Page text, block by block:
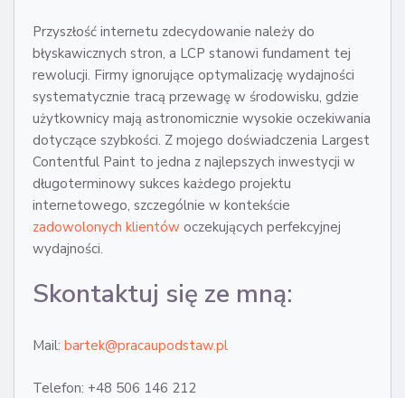
Przyszłość internetu zdecydowanie należy do
błyskawicznych stron, a LCP stanowi fundament tej
rewolucji. Firmy ignorujące optymalizację wydajności
systematycznie tracą przewagę w środowisku, gdzie
użytkownicy mają astronomicznie wysokie oczekiwania
dotyczące szybkości. Z mojego doświadczenia Largest
Contentful Paint to jedna z najlepszych inwestycji w
długoterminowy sukces każdego projektu
internetowego, szczególnie w kontekście
zadowolonych klientów oczekujących perfekcyjnej
wydajności.
Skontaktuj się ze mną:
Mail: bartek@pracaupodstaw.pl
Telefon: +48 506 146 212